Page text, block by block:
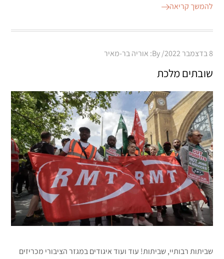
להמשך קריאה
Posted
8 בדצמבר 2022 By: אוריה בר-מאיר
שובתים מלכת
שביתות רבותיי, שביתות! עוד ועוד איגודים במגזר הציבורי מכריזים